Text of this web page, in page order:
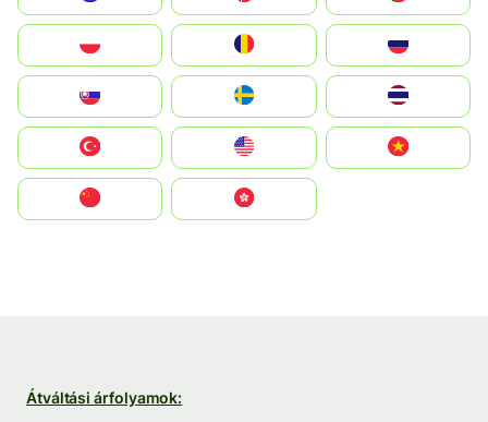
United States
中國香港特別行政區
Átváltási árfolyamok: